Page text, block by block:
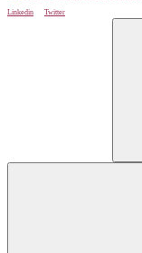
Linkedin
Twitter